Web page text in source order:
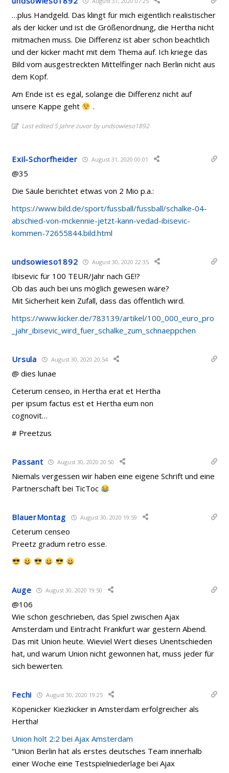
…plus Handgeld. Das klingt für mich eigentlich realistischer
als der kicker und ist die Größenordnung, die Hertha nicht
mitmachen muss. Die Differenz ist aber schon beachtlich
und der kicker macht mit dem Thema auf. Ich kriege das
Bild vom ausgestreckten Mittelfinger nach Berlin nicht aus
dem Kopf.
Am Ende ist es egal, solange die Differenz nicht auf
unsere Kappe geht
.
Last edited 5 Jahre zuvor by undsowieso1892
Exil-Schorfheider August 31, 2020 00:01
@35
Die Säule berichtet etwas von 2 Mio p.a.:
https://www.bild.de/sport/fussball/fussball/schalke-04-
abschied-von-mckennie-jetzt-kann-vedad-ibisevic-
kommen-72655844.bild.html
undsowieso1892 August 30, 2020 22:35
Ibisevic für 100 TEUR/Jahr nach GE!?
Ob das auch bei uns möglich gewesen wäre?
Mit Sicherheit kein Zufall, dass das öffentlich wird.
https://www.kicker.de/783139/artikel/100_000_euro_pro
_jahr_ibisevic_wird_fuer_schalke_zum_schnaeppchen
Ursula August 30, 2020 20:54
@ dies lunae
Ceterum censeo, in Hertha erat et Hertha
per ipsum factus est et Hertha eum non
cognovit…
# Preetzus
Passant August 30, 2020 20:50
Niemals vergessen wir haben eine eigene Schrift und eine
Partnerschaft bei TicToc
BlauerMontag August 30, 2020 19:59
Ceterum censeo
Preetz gradum retro esse.
Auge August 30, 2020 19:50
@106
Wie schon geschrieben, das Spiel zwischen Ajax
Amsterdam und Eintracht Frankfurt war gestern Abend.
Das mit Union heute. Wieviel Wert dieses Unentschieden
hat, und warum Union nicht gewonnen hat, muss jeder für
sich bewerten.
Fechi August 30, 2020 19:25
Köpenicker Kiezkicker in Amsterdam erfolgreicher als
Hertha!
Union holt 2:2 bei Ajax Amsterdam
“Union Berlin hat als erstes deutsches Team innerhalb
einer Woche eine Testspielniederlage bei Ajax